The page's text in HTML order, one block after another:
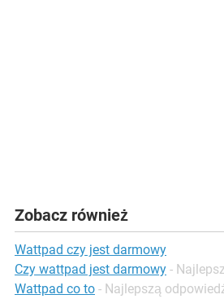
Zobacz również
Wattpad czy jest darmowy
Czy wattpad jest darmowy -
Wattpad co to - Najlepszą